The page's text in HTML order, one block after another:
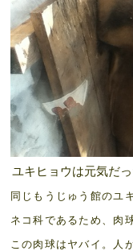
ユキヒョウは元気だっ
同じもうじゅう館のユ
ネコ科であるため、肉
この肉球はヤバイ。人